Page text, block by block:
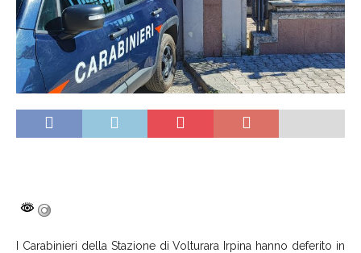
I Carabinieri della Stazione di Volturara Irpina hanno deferito in